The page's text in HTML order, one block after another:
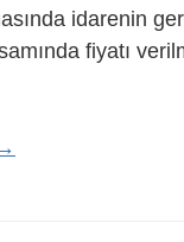
idarenin
fiyatı